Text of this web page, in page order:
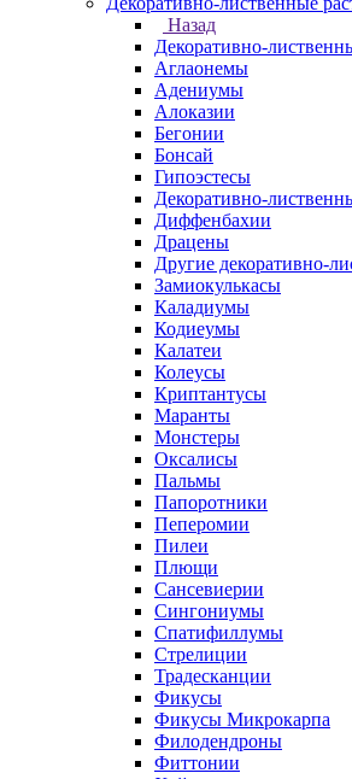
Назад
Декоративно-
Аглаонемы
Адениумы
Алоказии
Бегонии
Бонсай
Гипоэстесы
Декоративно-
Диффенбахии
Драцены
Другие декоративно-
Замиокулькасы
Каладиумы
Кодиеумы
Калатеи
Колеусы
Криптантусы
Маранты
Монстеры
Оксалисы
Пальмы
Папоротники
Пеперомии
Пилеи
Плющи
Сансевиерии
Сингониумы
Спатифиллумы
Стрелиции
Традесканции
Фикусы
Фикусы Микрокарпа
Филодендроны
Фиттонии